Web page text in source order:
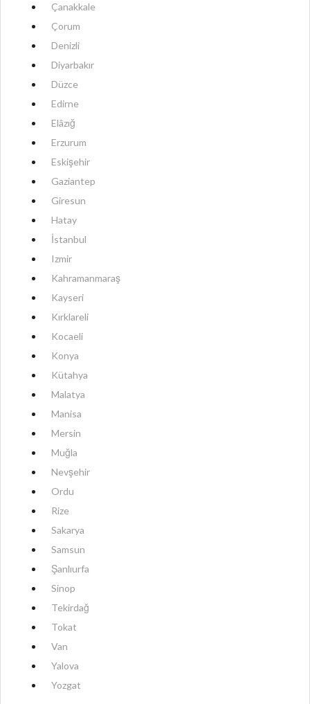
Çanakkale
Çorum
Denizli
Diyarbakır
Düzce
Edirne
Elâzığ
Erzurum
Eskişehir
Gaziantep
Giresun
Hatay
İstanbul
Izmir
Kahramanmaraş
Kayseri
Kırklareli
Kocaeli
Konya
Kütahya
Malatya
Manisa
Mersin
Muğla
Nevşehir
Ordu
Rize
Sakarya
Samsun
Şanlıurfa
Sinop
Tekirdağ
Tokat
Van
Yalova
Yozgat